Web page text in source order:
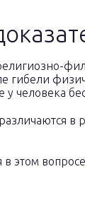
гибели
у человека
в
в этом